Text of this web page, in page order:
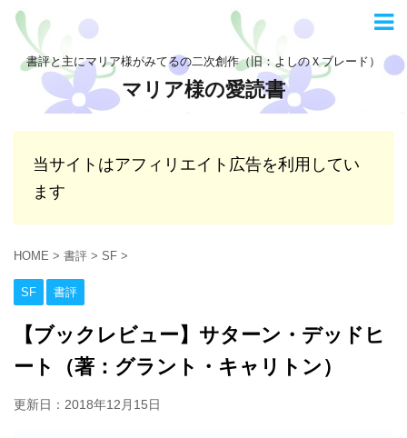
書評と主にマリア様がみてるの二次創作（旧：よしのＸブレード）
マリア様の愛読書
当サイトはアフィリエイト広告を利用してい
ます
HOME > 書評 > SF >
SF 書評
【ブックレビュー】サターン・デッドヒ
ート（著：グラント・キャリトン）
更新日： 2018年12月15日